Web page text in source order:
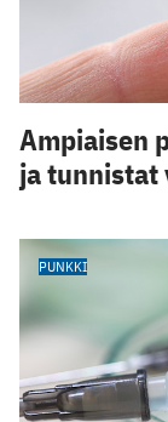
Ampiaisen
ja tunnistat
PUNKKI